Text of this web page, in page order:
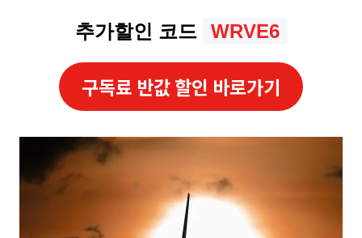
추가할인 코드 WRVE6
구독료 반값 할인 바로가기